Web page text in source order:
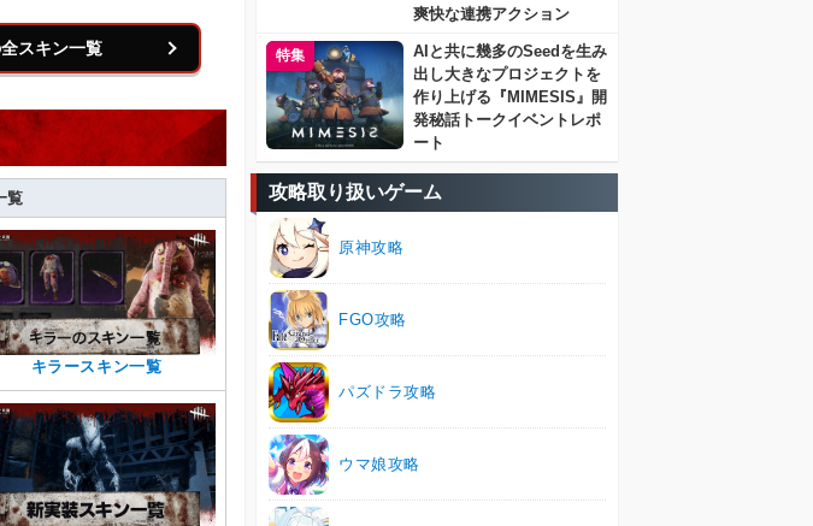
スキン一覧
覧
キラースキン一覧
爽快な連携アクション
特集
AIと共に幾多のSeedを生み
出し大きなプロジェクトを
作り上げる『MIMESIS』開
発秘話トークイベントレポ
ート
攻略取り扱いゲーム
原神攻略
FGO攻略
パズドラ攻略
ウマ娘攻略